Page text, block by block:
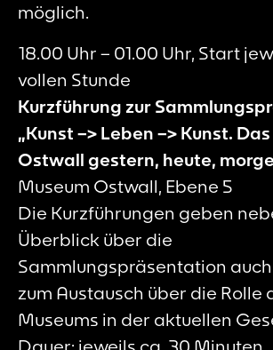
möglich.
18.00 Uhr – 01.00 Uhr, Start
vollen Stunde
Kurzführung zur
„Kunst –> Leben –> Kunst.
Ostwall gestern, heute,
Museum Ostwall, Ebene 5
Die Kurzführungen geben
Überblick über die
Sammlungspräsentation
zum Austausch über die Rolle
Museums in der aktuellen